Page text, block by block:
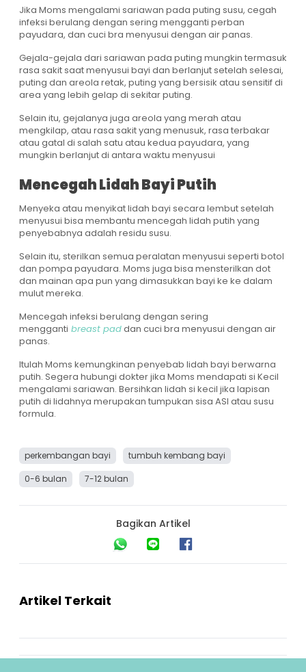
Jika Moms mengalami sariawan pada puting susu, cegah
infeksi berulang dengan sering mengganti perban
payudara, dan cuci bra menyusui dengan air panas.
Gejala-gejala dari sariawan pada puting mungkin termasuk
rasa sakit saat menyusui bayi dan berlanjut setelah selesai,
puting dan areola retak, puting yang bersisik atau sensitif di
area yang lebih gelap di sekitar puting.
Selain itu, gejalanya juga areola yang merah atau
mengkilap, atau rasa sakit yang menusuk, rasa terbakar
atau gatal di salah satu atau kedua payudara, yang
mungkin berlanjut di antara waktu menyusui
Mencegah Lidah Bayi Putih
Menyeka atau menyikat lidah bayi secara lembut setelah
menyusui bisa membantu mencegah lidah putih yang
penyebabnya adalah residu susu.
Selain itu, sterilkan semua peralatan menyusui seperti botol
dan pompa payudara. Moms juga bisa mensterilkan dot
dan mainan apa pun yang dimasukkan bayi ke ke dalam
mulut mereka.
Mencegah infeksi berulang dengan sering
mengganti breast paddan cuci bra menyusui dengan air
panas.
Itulah Moms kemungkinan penyebab lidah bayi berwarna
putih. Segera hubungi dokter jika Moms mendapati si Kecil
mengalami sariawan. Bersihkan lidah si kecil jika lapisan
putih di lidahnya merupakan tumpukan sisa ASI atau susu
formula.
perkembangan bayi
tumbuh kembang bayi
0-6 bulan
7-12 bulan
Bagikan Artikel
Artikel Terkait